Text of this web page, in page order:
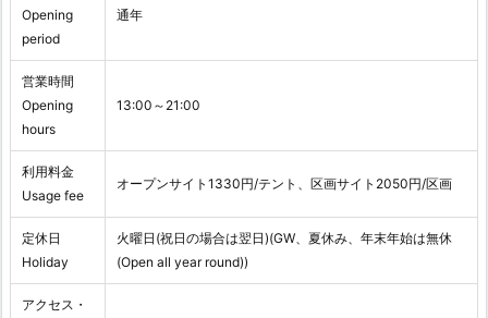
Opening
period
通年
営業時間
Opening
hours
13:00～21:00
利用料金
Usage fee
オープンサイト1330円/テント、区画サイト2050円/区画
定休日
Holiday
火曜日(祝日の場合は翌日)(GW、夏休み、年末年始は無休
(Open all year round))
アクセス・